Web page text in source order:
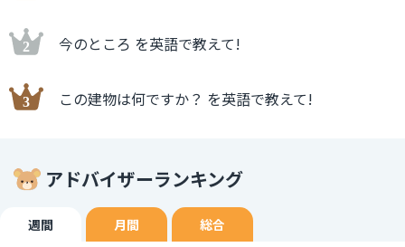
今のところ を英語で教えて!
この建物は何ですか？ を英語で教えて!
アドバイザーランキング
週間 月間 総合